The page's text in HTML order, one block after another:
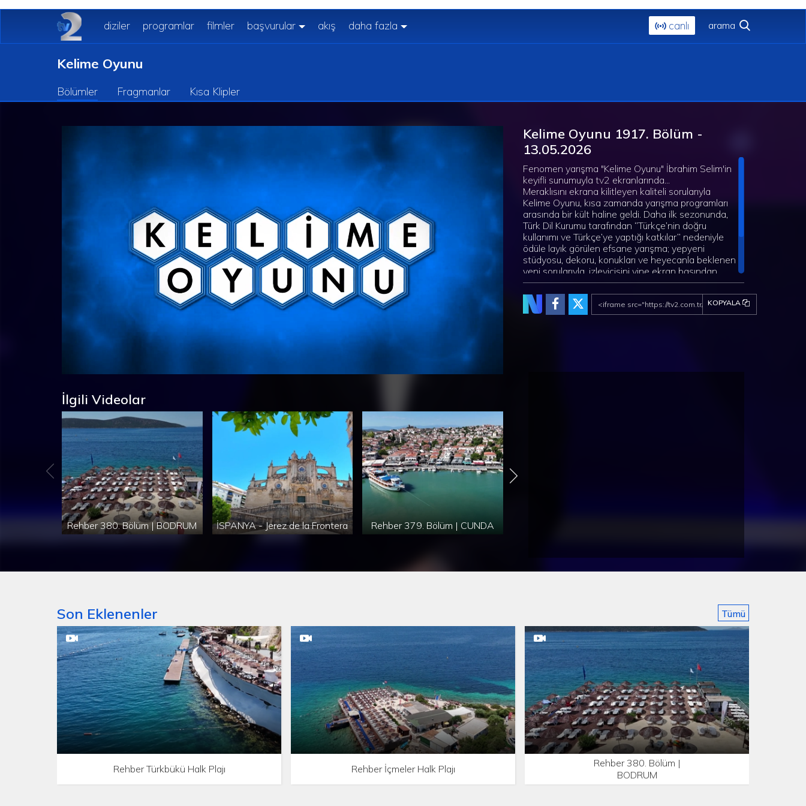
diziler programlar filmler başvurular akış daha fazla canlı
Kelime Oyunu
Bölümler Fragmanlar Kısa Klipler
İlgili Videolar
Rehber 380. Bölüm | BODRUM İSPANYA - Jerez de la Frontera Rehber 379. Bölüm | CUNDA
Kelime Oyunu 1917. Bölüm -
13.05.2026
Fenomen yarışma "Kelime Oyunu" İbrahim Selim'in
keyifli sunumuyla tv2 ekranlarında...
Meraklısını ekrana kilitleyen kaliteli sorularıyla
Kelime Oyunu, kısa zamanda yarışma programları
arasında bir kült haline geldi. Daha ilk sezonunda,
Türk Dil Kurumu tarafından ‘’Türkçe’nin doğru
kullanımı ve Türkçe’ye yaptığı katkılar’’ nedeniyle
ödüle layık görülen efsane yarışma; yepyeni
stüdyosu, dekoru, konukları ve heyecanla beklenen
yeni sorularıyla, izleyicisini yine ekran başından
tahminler yürütmeye, heyecanlanıp sevinmeye
davet ediyor. Fenomen yarışma Kelime Oyunu, tv2
ekranlarında...
KOPYALA
Son Eklenenler
Rehber Türkbükü Halk Plajı Rehber İçmeler Halk Plajı
Rehber 380. Bölüm |
BODRUM
Tümü